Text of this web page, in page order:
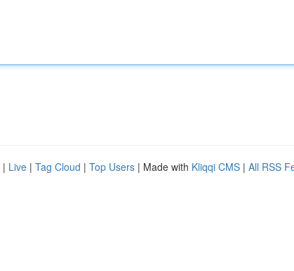
| Live | Tag Cloud | Top Users | Made with Kliqqi CMS | All RSS